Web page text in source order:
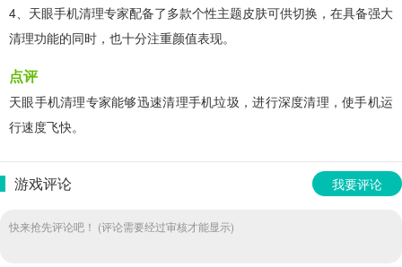
4、天眼手机清理专家配备了多款个性主题皮肤可供切换，在具备强大
清理功能的同时，也十分注重颜值表现。
点评
天眼手机清理专家能够迅速清理手机垃圾，进行深度清理，使手机运
行速度飞快。
游戏评论 我要评论
快来抢先评论吧！ (评论需要经过审核才能显示)